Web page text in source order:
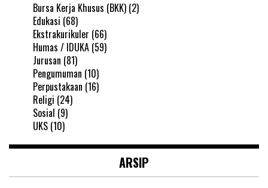
Bursa Kerja Khusus (BKK) (2)
Edukasi (68)
Ekstrakurikuler (66)
Humas / IDUKA (59)
Jurusan (81)
Pengumuman (10)
Perpustakaan (16)
Religi (24)
Sosial (9)
UKS (10)
ARSIP